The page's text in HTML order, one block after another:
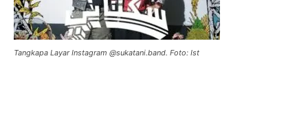
Tangkapa Layar Instagram @sukatani.band. Foto: Ist